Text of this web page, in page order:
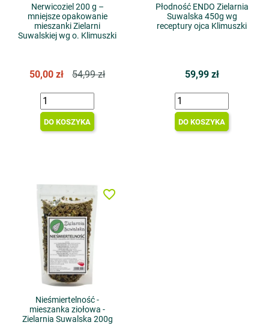
Nerwicoziel 200 g –
mniejsze opakowanie
mieszanki Zielarni
Suwalskiej wg o. Klimuszki
50,00 zł 54,99 zł
DO KOSZYKA
Płodność ENDO Zielarnia
Suwalska 450g wg
receptury ojca Klimuszki
59,99 zł
DO KOSZYKA
Nieśmiertelność -
mieszanka ziołowa -
Zielarnia Suwalska 200g
favorite_border